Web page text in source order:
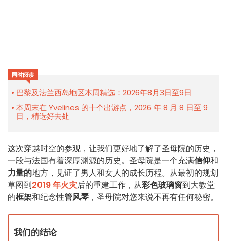
同时阅读
巴黎及法兰西岛地区本周精选：2026年8月3日至9日
本周末在 Yvelines 的十个出游点，2026 年 8 月 8 日至 9
日，精选好去处
这次穿越时空的参观，让我们更好地了解了圣母院的历史，
一段与法国有着深厚渊源的历史。圣母院是一个充满信仰和
力量的地方，见证了男人和女人的成长历程。从最初的规划
草图到2019 年火灾后的重建工作，从彩色玻璃窗到大教堂
的框架和纪念性管风琴 ，圣母院对您来说不再有任何秘密。
我们的结论